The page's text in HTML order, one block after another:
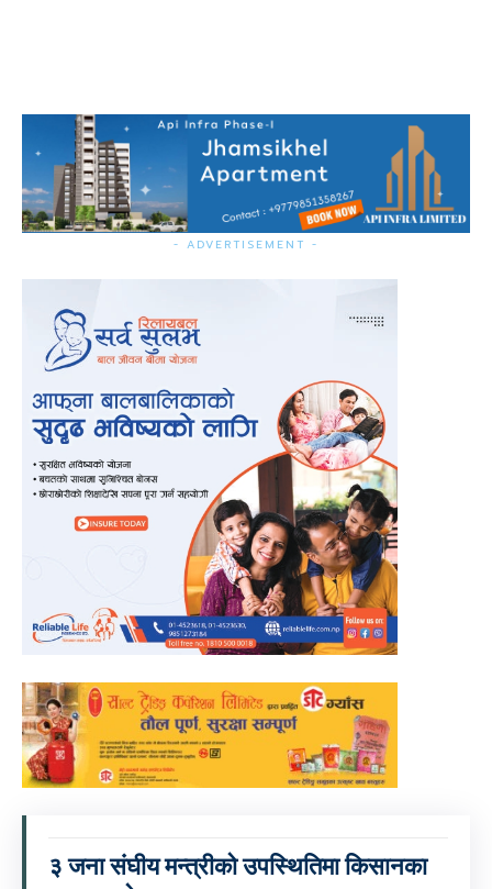
- ADVERTISEMENT -
३ जना संघीय मन्त्रीको उपस्थितिमा किसानका